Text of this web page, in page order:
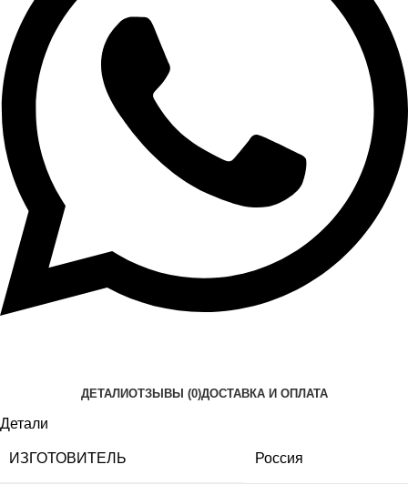
ДЕТАЛИОТЗЫВЫ (0)ДОСТАВКА И ОПЛАТА
Детали
ИЗГОТОВИТЕЛЬ Россия